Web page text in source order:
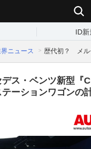
ID
ニュース 歴代初？ メル
ス・ベンツ新型『
ーションワゴンの